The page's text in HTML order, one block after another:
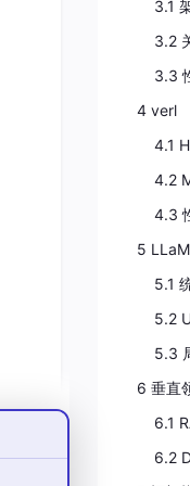
3.2
3.3
4 verl
4.3
5
5.1
5.2
5.3
6 垂直
6.1
6.2